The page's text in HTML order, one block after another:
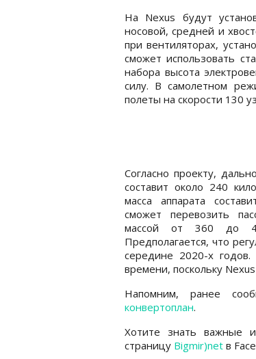
На Nexus будут
носовой, средней и
при вентиляторах,
сможет использовать
набора высота
силу. В самолетном
полеты на скорости 130
Согласно проекту,
составит около 240
масса аппарата
сможет перевозить
массой от 360 до
Предполагается, что
середине 2020-х
времени, поскольку
Напомним, ранее
конвертоплан.
Хотите знать важные
страницу Bigmir)net в